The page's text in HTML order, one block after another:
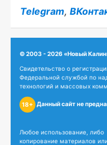
Telegram,
© 2003 - 2026 «Новый
Свидетельство о
Федеральной службой по
технологий и массовых
18+ Данный сайт не
Любое использование, либо
копирование материалов